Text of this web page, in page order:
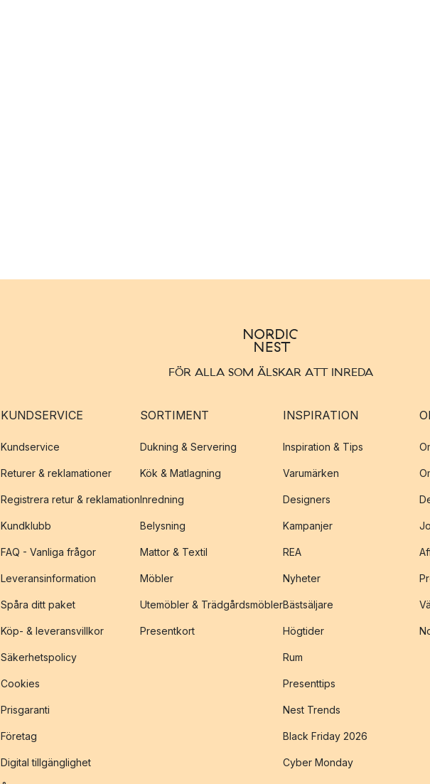
FÖR ALLA SOM ÄLSKAR ATT INREDA
KUNDSERVICE
Kundservice
Returer & reklamationer
Registrera retur & reklamation
Kundklubb
FAQ - Vanliga frågor
Leveransinformation
Spåra ditt paket
Köp- & leveransvillkor
Säkerhetspolicy
Cookies
Prisgaranti
Företag
Digital tillgänglighet
SORTIMENT
Dukning & Servering
Kök & Matlagning
Inredning
Belysning
Mattor & Textil
Möbler
Utemöbler & Trädgårdsmöbler
Presentkort
INSPIRATION
Inspiration & Tips
Varumärken
Designers
Kampanjer
REA
Nyheter
Bästsäljare
Högtider
Rum
Presenttips
Nest Trends
Black Friday 2026
Cyber Monday